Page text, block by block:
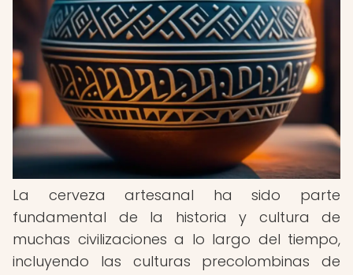
La cerveza artesanal ha sido parte
fundamental de la historia y cultura de
muchas civilizaciones a lo largo del tiempo,
incluyendo las culturas precolombinas de